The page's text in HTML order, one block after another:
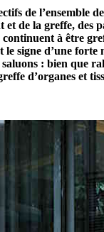
de l’ensemble
et de la greffe, des
à être
le signe d’une forte
: bien que
d’organes et